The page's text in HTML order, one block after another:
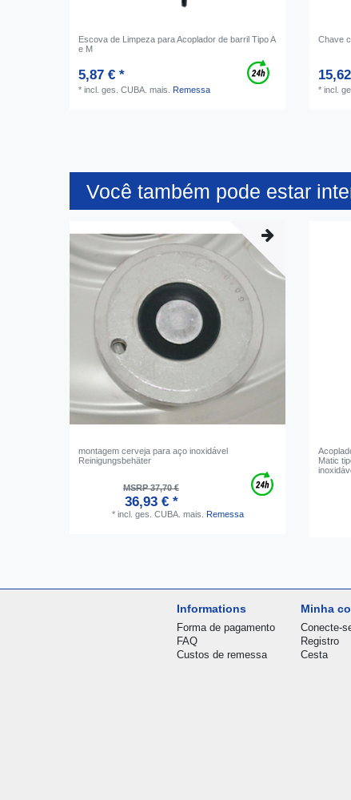
Escova de Limpeza para Acoplador de barril Tipo A
e M
5,87 € *
*incl. ges. CUBA. mais. Remessa
Chave
*incl.
Você também pode estar
montagem cerveja para aço inoxidável
Reinigungsbehäter
MSRP 37,70 €
36,93 € *
* incl. ges. CUBA. mais. Remessa
Matic
Informations
Forma de pagamento
FAQ
Custos de remessa
Minha
Conecte-
Registro
Cesta